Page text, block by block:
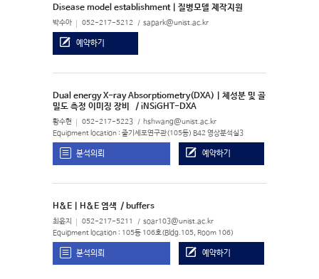
Disease model establishment | 질병모델 제작지원
박수아 052-217-5212 sapark@unist.ac.kr
예약하기
Dual energy X-ray Absorptiometry(DXA) | 체성분 및 골
밀도 측정 이미징 장비
/ iNSiGHT-DXA
황수현 052-217-5223 hshwang@unist.ac.kr
Equipment location : 줄기세포연구관(105동) B42 영상분석실3
분석의뢰 예약하기
H&E | H&E 염색 / buffers
최윤지 052-217-5211 soar103@unist.ac.kr
Equipment location : 105동 106호(Bldg.105, Room 106)
분석의뢰 예약하기